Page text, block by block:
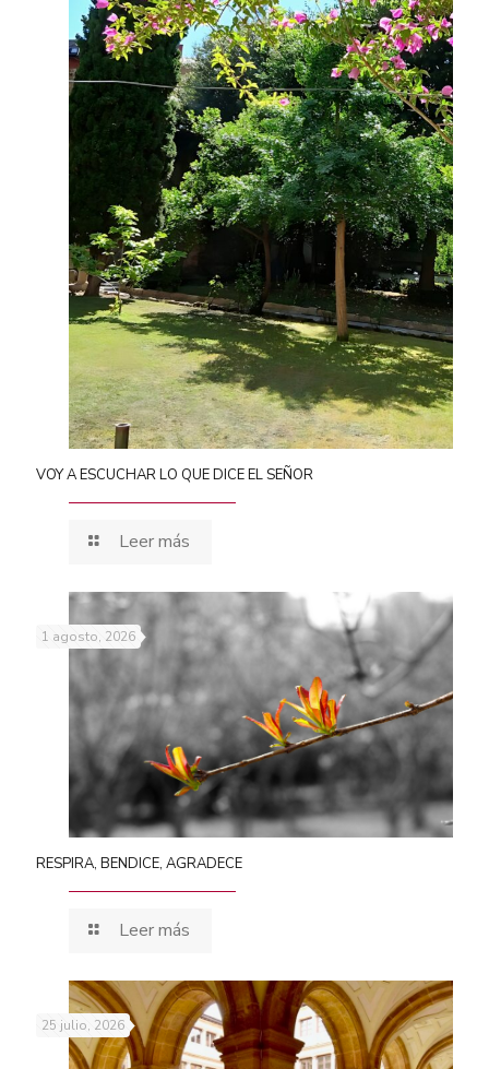
VOY A ESCUCHAR LO QUE DICE EL SEÑOR
Leer más
1 agosto, 2026
RESPIRA, BENDICE, AGRADECE
Leer más
25 julio, 2026